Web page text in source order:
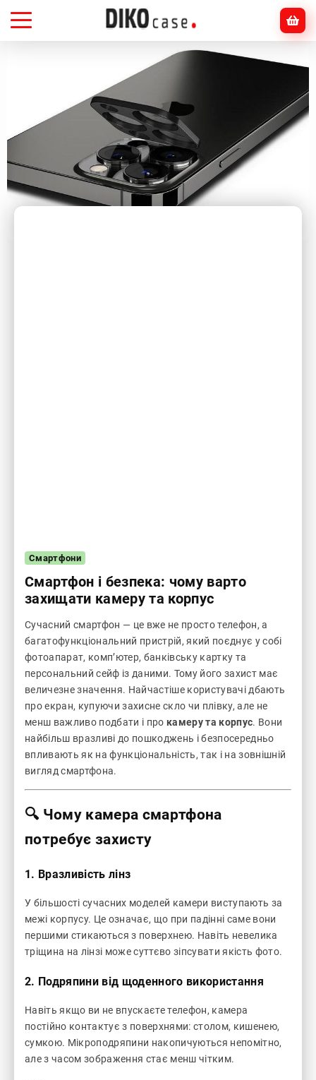
Головна Смартфони
Смартфон і безпека: чому варто захищати
камеру та корпус
Смартфони
Смартфон і безпека: чому варто
захищати камеру та корпус
Сучасний смартфон — це вже не просто телефон, а
багатофункціональний пристрій, який поєднує у собі
фотоапарат, комп’ютер, банківську картку та
персональний сейф із даними. Тому його захист має
величезне значення. Найчастіше користувачі дбають
про екран, купуючи захисне скло чи плівку, але не
менш важливо подбати і про камеру та корпус. Вони
найбільш вразливі до пошкоджень і безпосередньо
впливають як на функціональність, так і на зовнішній
вигляд смартфона.
🔍 Чому камера смартфона
потребує захисту
1. Вразливість лінз
У більшості сучасних моделей камери виступають за
межі корпусу. Це означає, що при падінні саме вони
першими стикаються з поверхнею. Навіть невелика
тріщина на лінзі може суттєво зіпсувати якість фото.
2. Подряпини від щоденного використання
Навіть якщо ви не впускаєте телефон, камера
постійно контактує з поверхнями: столом, кишенею,
сумкою. Мікроподряпини накопичуються непомітно,
але з часом зображення стає менш чітким.